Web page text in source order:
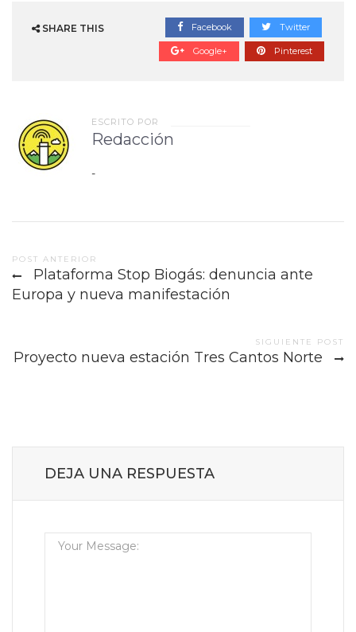
SHARE THIS Facebook Twitter
Google+ Pinterest
ESCRITO POR
Redacción
-
Post
navigation
POST ANTERIOR
Plataforma Stop Biogás: denuncia ante
Europa y nueva manifestación
SIGUIENTE POST
Proyecto nueva estación Tres Cantos Norte
DEJA UNA RESPUESTA